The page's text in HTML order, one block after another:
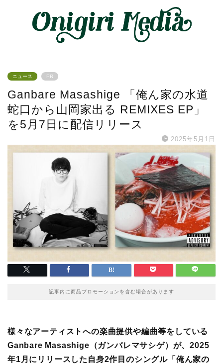
ニュース PR
Ganbare Masashige 「俺ん家の水道
蛇口から山岡家出る REMIXES EP」
を5月7日に配信リリース
2025年5月1日
記事内に商品プロモーションを含む場合があります
様々なアーティストへの楽曲提供や編曲等をしている
Ganbare Masashige（ガンバレマサシゲ）が、2025
年1月にリリースした自身2作目のシングル「俺ん家の